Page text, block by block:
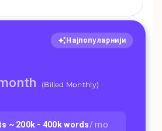
Најпопуларнији
(Billed Monthly)
~ 200k - 400kwords/ mo